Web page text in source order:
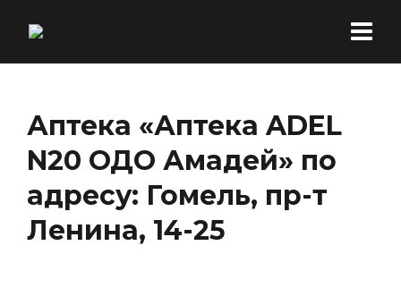
Аптека «Аптека ADEL
N20 ОДО Амадей» по
адресу: Гомель, пр-т
Ленина, 14-25